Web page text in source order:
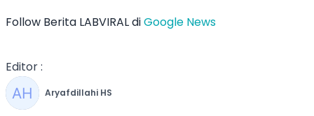
Follow Berita LABVIRAL diGoogle News
Editor :
Aryafdillahi HS